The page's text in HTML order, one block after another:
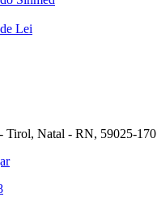
Lei
Tirol, Natal - RN, 59025-170